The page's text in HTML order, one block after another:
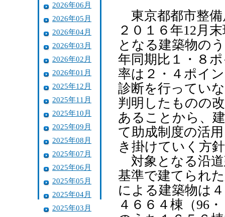
2026年06月
2026年05月
2026年04月
2026年03月
2026年02月
2026年01月
2025年12月
2025年11月
2025年10月
2025年09月
2025年08月
2025年07月
2025年06月
2025年05月
2025年04月
2025年03月
東京都都市整備
２０１６年12月
となる建築物の
年同期比１・８
率は２・４ポイ
診断を行ってい
判明したものの
あることから、
て助成制度の活
き掛けていく方
対象となる沿道
基準で建てられ
による建築物は
４６６４棟（96